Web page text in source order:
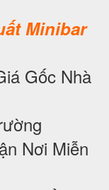
Minibar
Gốc Nhà
Nơi Miễn